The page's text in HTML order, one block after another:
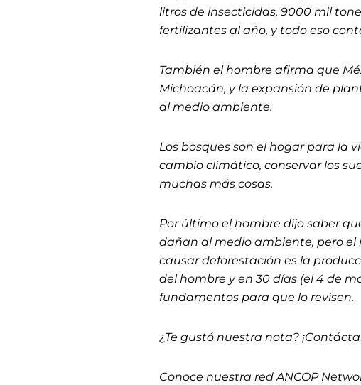
litros de insecticidas, 9000 mil
fertilizantes al año, y todo eso
También el hombre afirma que
Michoacán, y la expansión de
al medio ambiente.
Los bosques son el hogar para la
cambio climático, conservar los
muchas más cosas.
Por último el hombre dijo saber
dañan al medio ambiente, pero
causar deforestación es la
del hombre y en 30 días (el 4 de
fundamentos para que lo revisen.
¿Te gustó nuestra nota?
Conoce nuestra red ANCOP